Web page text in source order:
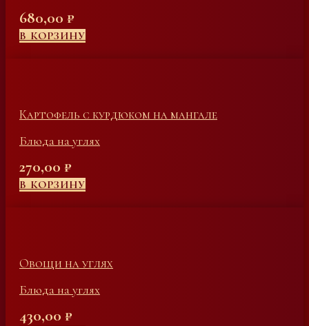
680,00 ₽
В КОРЗИНУ
Картофель с курдюком на мангале
Блюда на углях
270,00 ₽
В КОРЗИНУ
Овощи на углях
Блюда на углях
430,00 ₽